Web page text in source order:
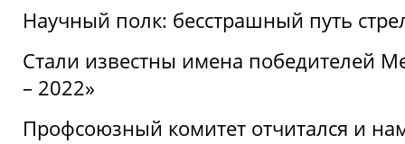
Научный полк: бесстрашный путь
Стали известны имена победителей
– 2022»
Профсоюзный комитет отчитался и